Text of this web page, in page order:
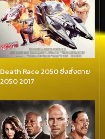
Death Race 2050 ซิ่งสั่งตาย
2050 2017